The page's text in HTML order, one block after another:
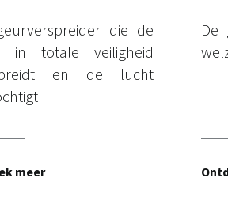
die de
in totale veiligheid
en de lucht
meer
De